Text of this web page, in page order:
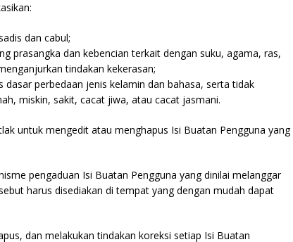
dan cabul;
prasangka dan kebencian terkait dengan suku, agama, ras,
tindakan kekerasan;
perbedaan jenis kelamin dan bahasa, serta tidak
miskin, sakit, cacat jiwa, atau cacat jasmani.
untuk mengedit atau menghapus Isi Buatan Pengguna yang
pengaduan Isi Buatan Pengguna yang dinilai melanggar
harus disediakan di tempat yang dengan mudah dapat
dan melakukan tindakan koreksi setiap Isi Buatan